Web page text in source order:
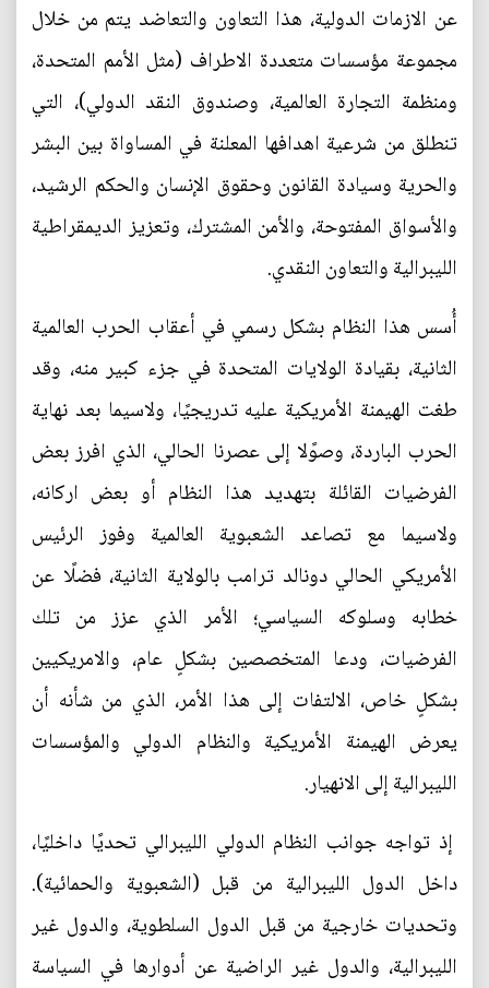
عن الازمات الدولية، هذا التعاون والتعاضد يتم من خلال
مجموعة مؤسسات متعددة الاطراف (مثل الأمم المتحدة،
ومنظمة التجارة العالمية، وصندوق النقد الدولي)، التي
تنطلق من شرعية اهدافها المعلنة في المساواة بين البشر
والحرية وسيادة القانون وحقوق الإنسان والحكم الرشيد،
والأسواق المفتوحة، والأمن المشترك، وتعزيز الديمقراطية
الليبرالية والتعاون النقدي.
أُسس هذا النظام بشكل رسمي في أعقاب الحرب العالمية
الثانية، بقيادة الولايات المتحدة في جزء كبير منه، وقد
طغت الهيمنة الأمريكية عليه تدريجيًا، ولاسيما بعد نهاية
الحرب الباردة، وصوًلا إلى عصرنا الحالي، الذي افرز بعض
الفرضيات القائلة بتهديد هذا النظام أو بعض اركانه،
ولاسيما مع تصاعد الشعبوية العالمية وفوز الرئيس
الأمريكي الحالي دونالد ترامب بالولاية الثانية، فضلًا عن
خطابه وسلوكه السياسي؛ الأمر الذي عزز من تلك
الفرضيات، ودعا المتخصصين بشكلٍ عام، والامريكيين
بشكلٍ خاص، الالتفات إلى هذا الأمر، الذي من شأنه أن
يعرض الهيمنة الأمريكية والنظام الدولي والمؤسسات
الليبرالية إلى الانهيار.
إذ تواجه جوانب النظام الدولي الليبرالي تحديًا داخليًا،
داخل الدول الليبرالية من قبل (الشعبوية والحمائية).
وتحديات خارجية من قبل الدول السلطوية، والدول غير
الليبرالية، والدول غير الراضية عن أدوارها في السياسة